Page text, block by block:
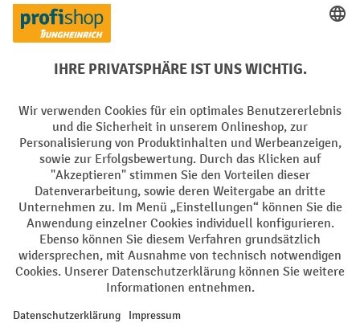
PayPal
Soziale Netzwerke
Impressum Datenschutz
Barrierefreiheit Privacy Settings
Alle Preise exkl. gesetzl. Mehrwertsteuer zzgl.Versandkostenund ggf.
Nachnahmegebühren, wenn nicht anders angegeben.
¹ Der Rabatt gilt so lange der Vorrat reicht. Der Rabatt gilt nicht auf
oder Gutscheinen ist nicht möglich. | ² Der Rabatt wird einmalig bei